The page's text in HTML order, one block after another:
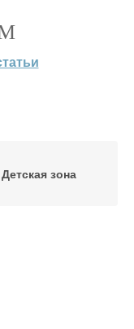
Детская зона